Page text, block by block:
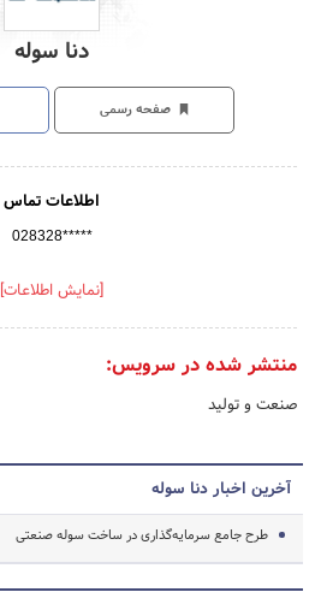
دنا سوله
صفحه رسمی
اطلاعات تماس
028328*****
[نمایش اطلاعات]
منتشر شده در سرویس:
صنعت و تولید
آخرین اخبار دنا سوله
طرح جامع سرمایه‌گذاری در ساخت سوله صنعتی